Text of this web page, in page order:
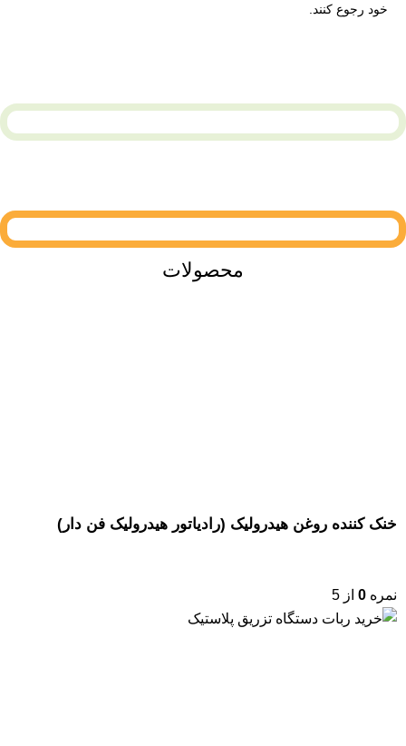
خود رجوع کنند.
محصولات
خنک کننده روغن هیدرولیک (رادیاتور هیدرولیک فن دار)
نمره 0 از 5